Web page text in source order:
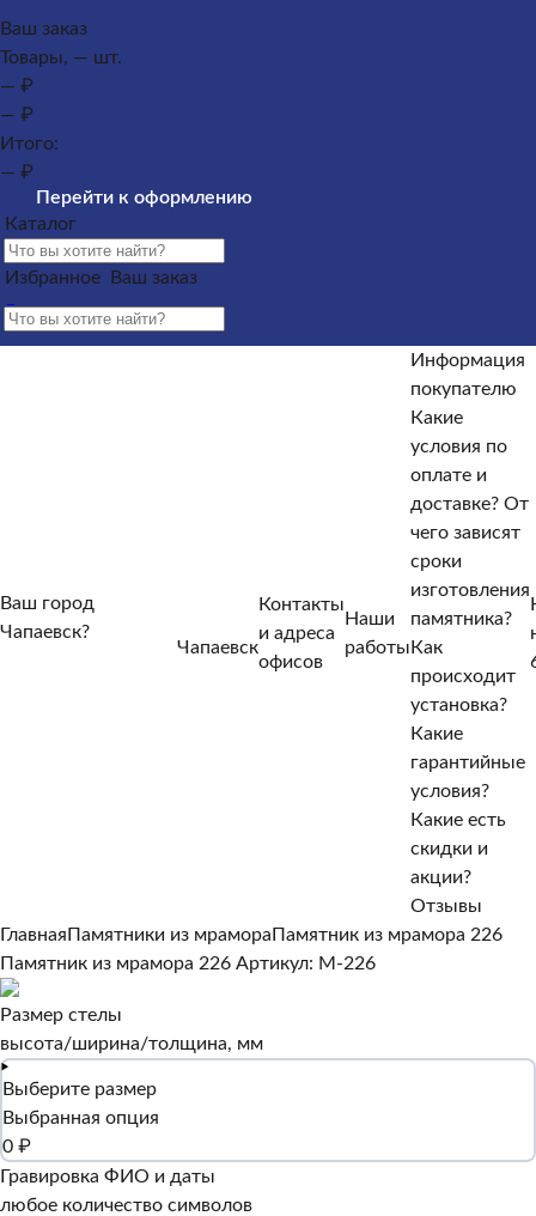
Памятники из гранита
Оформление гранитных памятников
лавочки
Контакты и адреса офисов
покупателю
оплате и доставке?
памятника?Как происходит установка?
гарантийные условия?
Отзывы
От чего зависят
Как происходит
Какие есть
Ваш заказ
Товары, — шт.
— ₽
— ₽
Итого:
— ₽
Перейти к оформлению
Каталог
Избранное Ваш заказ
Ваш город
Чапаевск?
Чапаевск
Контакты
и адреса
офисов
Наши
работы
Информация
покупателю
Какие
условия по
оплате и
доставке? От
чего зависят
сроки
изготовления
памятника?
Как
происходит
установка?
Какие
гарантийные
условия?
Какие есть
скидки и
акции?
Отзывы
Главная Памятники из мрамора Памятник из мрамора 226
Памятник из мрамора 226 Артикул: M-226
Размер стелы
высота/ширина/толщина, мм
Выберите размер
Выбранная опция
0 ₽
Гравировка ФИО и даты
любое количество символов